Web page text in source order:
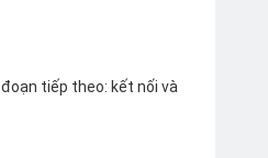
tiếp theo: kết nối và